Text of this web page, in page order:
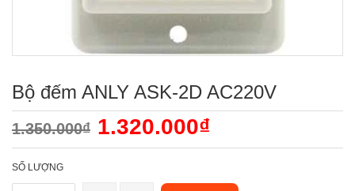
Bộ đếm ANLY ASK-2D AC220V
1.350.000₫ 1.320.000₫
SỐ LƯỢNG